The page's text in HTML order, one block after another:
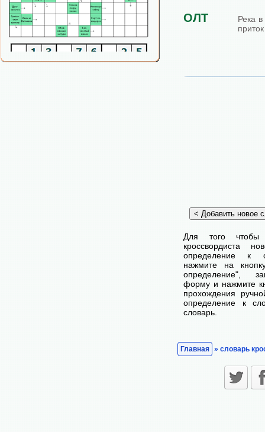
ОЛТ
Река
Для того чтобы
кроссвордиста
определение к
нажмите на
определение",
форму и нажмите
прохождения
определение к
словарь.
Главная » словарь